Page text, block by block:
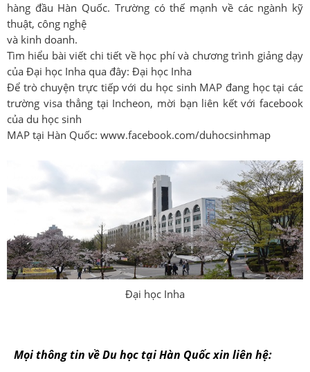
hàng đầu Hàn Quốc. Trường có thế mạnh về các ngành kỹ
thuật, công nghệ
và kinh doanh.
Tìm hiểu bài viết chi tiết về học phí và chương trình giảng dạy
của Đại học Inha qua đây: Đại học Inha
Để trò chuyện trực tiếp với du học sinh MAP đang học tại các
trường visa thẳng tại Incheon, mời bạn liên kết với facebook
của du học sinh
MAP tại Hàn Quốc: www.facebook.com/duhocsinhmap
Đại học Inha
Mọi thông tin về Du học tại Hàn Quốc xin liên hệ: